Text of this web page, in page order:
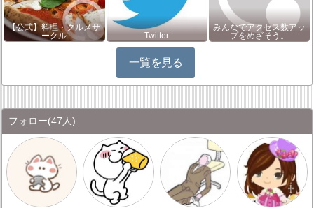
【公式】料理・グルメサ
ークル
Twitter
みんなでアクセス数アッ
プをめざそう。
一覧を見る
フォロー(47人)